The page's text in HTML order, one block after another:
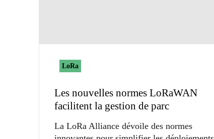
LoRa
Les nouvelles normes LoRaWAN
facilitent la gestion de parc
La LoRa Alliance dévoile des normes